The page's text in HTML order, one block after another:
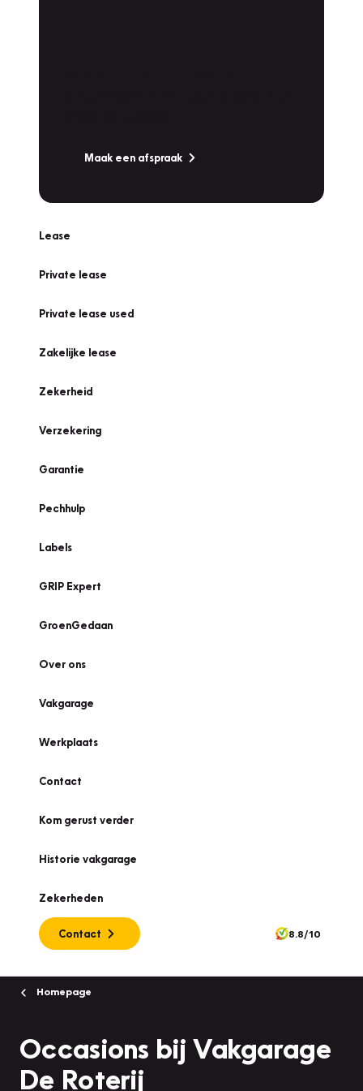
Maak een afspraak
Lease
Private lease
Private lease used
Zakelijke lease
Zekerheid
Verzekering
Garantie
Pechhulp
Labels
GRIP Expert
GroenGedaan
Over ons
Vakgarage
Werkplaats
Contact
Kom gerust verder
Historie vakgarage
Zekerheden
Contact 8.8/10
Homepage
Occasions bij Vakgarage
De Roterij